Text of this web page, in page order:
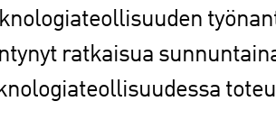
ratkaisua